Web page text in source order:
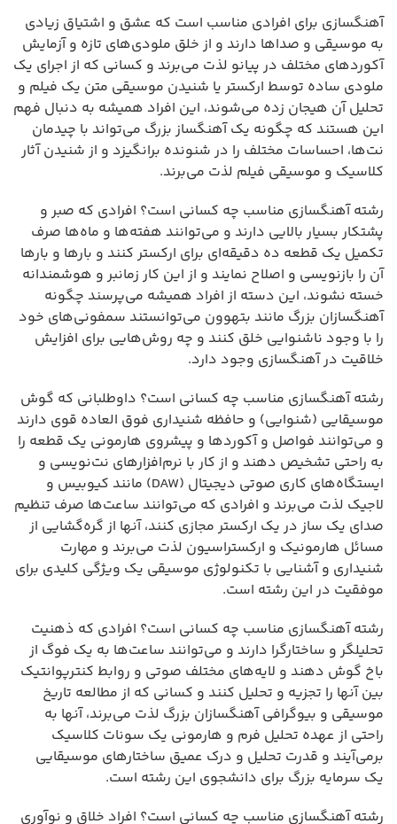
آهنگسازی برای افرادی مناسب است که عشق و اشتیاق زیادی
به موسیقی و صداها دارند و از خلق ملودی‌های تازه و آزمایش
آکوردهای مختلف در پیانو لذت می‌برند و کسانی که از اجرای یک
ملودی ساده توسط ارکستر یا شنیدن موسیقی متن یک فیلم و
تحلیل آن هیجان زده می‌شوند، این افراد همیشه به دنبال فهم
این هستند که چگونه یک آهنگساز بزرگ می‌تواند با چیدمان
نت‌ها، احساسات مختلف را در شنونده برانگیزد و از شنیدن آثار
کلاسیک و موسیقی فیلم لذت می‌برند.
رشته آهنگسازی مناسب چه کسانی است؟ افرادی که صبر و
پشتکار بسیار بالایی دارند و می‌توانند هفته‌ها و ماه‌ها صرف
تکمیل یک قطعه ده دقیقه‌ای برای ارکستر کنند و بارها و بارها
آن را بازنویسی و اصلاح نمایند و از این کار زمانبر و هوشمندانه
خسته نشوند، این دسته از افراد همیشه می‌پرسند چگونه
آهنگسازان بزرگ مانند بتهوون می‌توانستند سمفونی‌های خود
را با وجود ناشنوایی خلق کنند و چه روش‌هایی برای افزایش
خلاقیت در آهنگسازی وجود دارد.
رشته آهنگسازی مناسب چه کسانی است؟ داوطلبانی که گوش
موسیقایی (شنوایی) و حافظه شنیداری فوق العاده قوی دارند
و می‌توانند فواصل و آکوردها و پیشروی هارمونی یک قطعه را
به راحتی تشخیص دهند و از کار با نرم‌افزارهای نت‌نویسی و
ایستگاه‌های کاری صوتی دیجیتال (DAW) مانند کیوبیس و
لاجیک لذت می‌برند و افرادی که می‌توانند ساعت‌ها صرف تنظیم
صدای یک ساز در یک ارکستر مجازی کنند، آنها از گره‌گشایی از
مسائل هارمونیک و ارکستراسیون لذت می‌برند و مهارت
شنیداری و آشنایی با تکنولوژی موسیقی یک ویژگی کلیدی برای
موفقیت در این رشته است.
رشته آهنگسازی مناسب چه کسانی است؟ افرادی که ذهنیت
تحلیلگر و ساختارگرا دارند و می‌توانند ساعت‌ها به یک فوگ از
باخ گوش دهند و لایه‌های مختلف صوتی و روابط کنترپوانتیک
بین آنها را تجزیه و تحلیل کنند و کسانی که از مطالعه تاریخ
موسیقی و بیوگرافی آهنگسازان بزرگ لذت می‌برند، آنها به
راحتی از عهده تحلیل فرم و هارمونی یک سونات کلاسیک
برمی‌آیند و قدرت تحلیل و درک عمیق ساختارهای موسیقایی
یک سرمایه بزرگ برای دانشجوی این رشته است.
رشته آهنگسازی مناسب چه کسانی است؟ افراد خلاق و نوآوری